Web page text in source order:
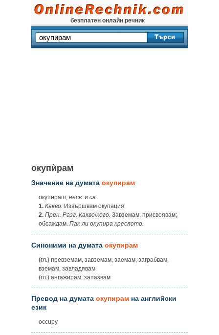
безплатен онлайн речник
окупѝрам
Значение на думата окупирам
окупираш, несв. и св.
1. Какво. Извършвам окупация.
2. Прен. Разг. Какво/кого. Завземам, присвоявам;
обсаждам. Пак ли окупира креслото.
Синоними на думата окупирам
(гл.) превземам, завземам, заемам, заграбвам,
вземам, завладявам
(гл.) ангажирам, запазвам
Превод на думата окупирам на английски
език
occupy